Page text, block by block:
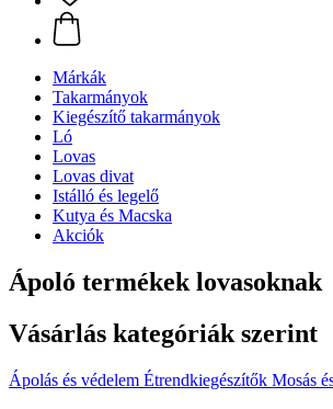
Márkák
Takarmányok
Kiegészítő takarmányok
Ló
Lovas
Lovas divat
Istálló és legelő
Kutya és Macska
Akciók
Ápoló termékek lovasoknak
Vásárlás kategóriák szerint
Ápolás és védelem Étrendkiegészítők Mosás